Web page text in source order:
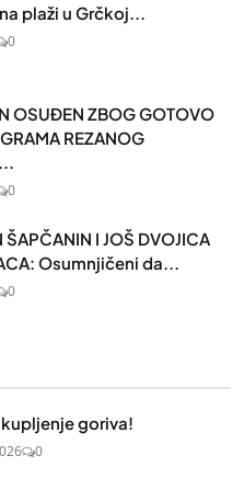
plaži u Grčkoj...
0
OSUĐEN ZBOG GOTOVO
REZANOG
0
ŠAPČANIN I JOŠ DVOJICA
Osumnjičeni da...
0
goriva!
0